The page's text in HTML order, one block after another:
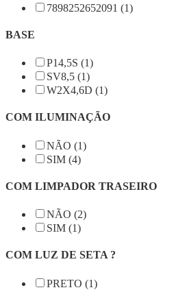
7898252652091 (1)
BASE
P14,5S (1)
SV8,5 (1)
W2X4,6D (1)
COM ILUMINAÇÃO
NÃO (1)
SIM (4)
COM LIMPADOR TRASEIRO
NÃO (2)
SIM (1)
COM LUZ DE SETA ?
PRETO (1)